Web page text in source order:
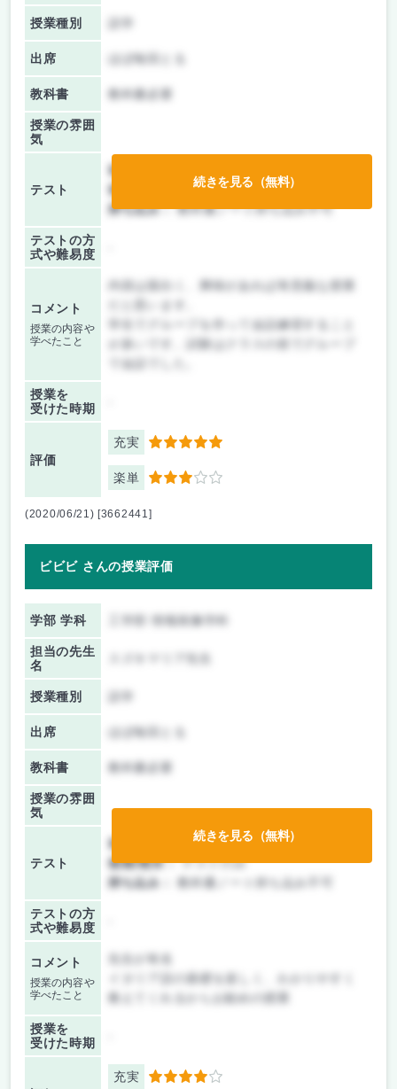
授業種別
出席 ほぼ毎回とる
教科書 教科書必要
授業の雰囲
気
テスト
前期/中間：
後期/期末：
テストのみ
持ち込み：教科書ノート持ち込み不可
テストの方
式や難易度
コメント
授業の内容や
学べたこと
内容は面白く、興味があれば有意義な授業
学生でグループを作って会話練習すること
で会話でした。
授業を
受けた時期
評価
充実 5
楽単 3
続きを見る（無料）
(2020/06/21) [3662441]
ビビビ さんの授業評価
学部 学科 工学部 情報画像学科
担当の先生
名
授業種別
出席 ほぼ毎回とる
教科書 教科書必要
授業の雰囲
気
テスト
前期/中間：
テストのみ
後期/期末：テストのみ
持ち込み：
教科書ノート持ち込み不可
テストの方
式や難易度
コメント
授業の内容や
学べたこと
教えてくれるからお勧めの授業
授業を
受けた時期
充実 4
続きを見る（無料）